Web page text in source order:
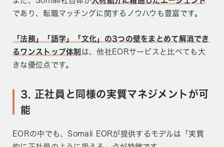
であり、転職マッチングに関するノウハウも豊富です。
「法務」「語学」「文化」の3つの壁をまとめて解消でき
るワンストップ体制 は、他社EORサービスと比べても大
きな優位点です。
3. 正社員と同様の実質マネジメントが可
能
EORの中でも、Somali EORが提供するモデルは「実質